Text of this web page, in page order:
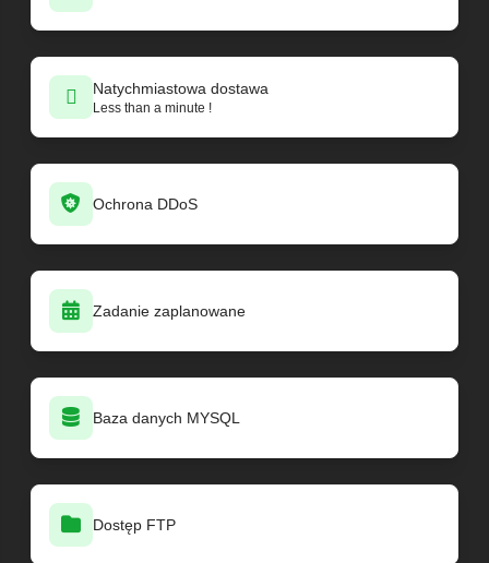
Natychmiastowa dostawa
Less than a minute !
Ochrona DDoS
Zadanie zaplanowane
Baza danych MYSQL
Dostęp FTP